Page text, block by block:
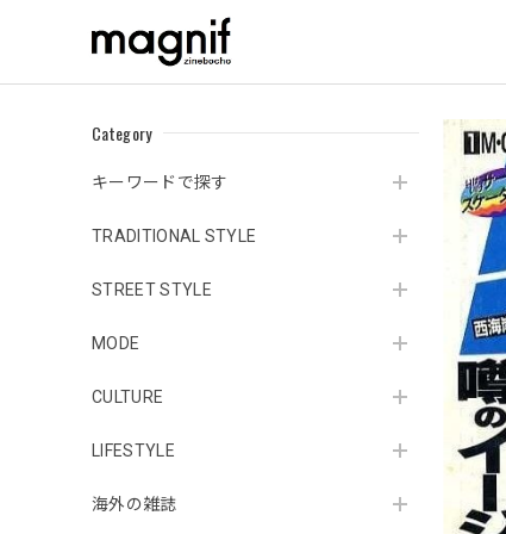
Category
キーワードで探す
TRADITIONAL STYLE
STREET STYLE
MODE
CULTURE
LIFESTYLE
海外の雑誌